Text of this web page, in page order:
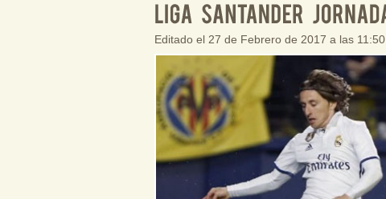
Editado el 27 de Febrero de 2017 a las 11:50